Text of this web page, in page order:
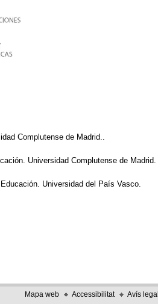
Complutense de Madrid..
Universidad Complutense de Madrid.
Universidad del País Vasco.
Mapa web Accessibilitat Avís legal